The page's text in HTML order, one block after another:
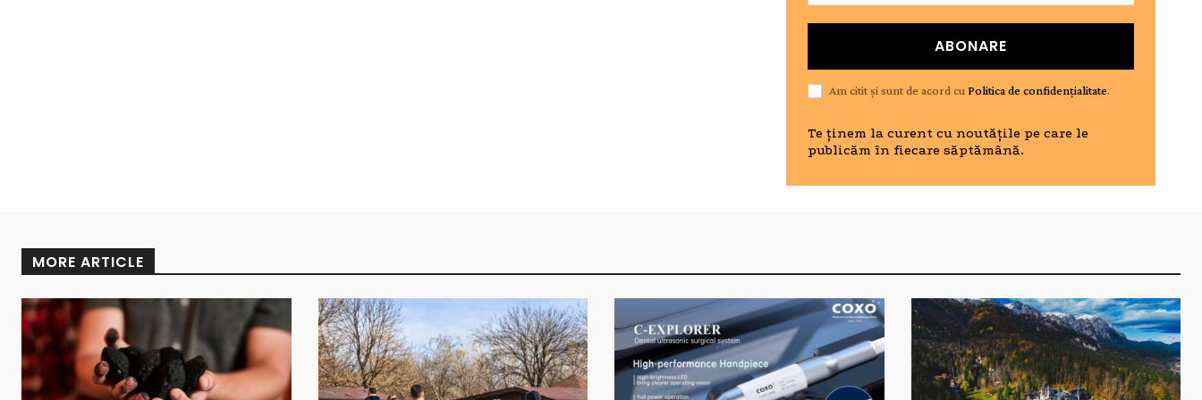
ABONARE
Am citit și sunt de acord cuPolitica de confidențialitate.
Te ținem la curent cu noutățile pe care le
publicăm în fiecare săptămână.
MORE ARTICLE